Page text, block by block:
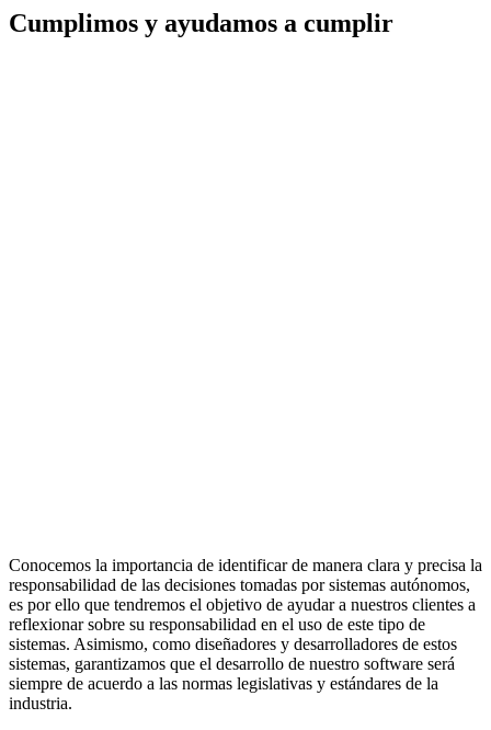
Cumplimos y ayudamos a cumplir
Conocemos la importancia de identificar de manera clara y precisa la
responsabilidad de las decisiones tomadas por sistemas autónomos,
es por ello que tendremos el objetivo de ayudar a nuestros clientes a
reflexionar sobre su responsabilidad en el uso de este tipo de
sistemas. Asimismo, como diseñadores y desarrolladores de estos
sistemas, garantizamos que el desarrollo de nuestro software será
siempre de acuerdo a las normas legislativas y estándares de la
industria.